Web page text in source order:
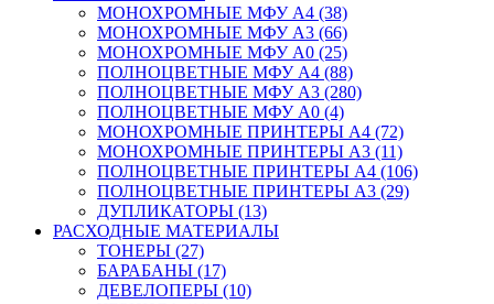
МОНОХРОМНЫЕ МФУ А4 (38)
МОНОХРОМНЫЕ МФУ А3 (66)
МОНОХРОМНЫЕ МФУ А0 (25)
ПОЛНОЦВЕТНЫЕ МФУ А4 (88)
ПОЛНОЦВЕТНЫЕ МФУ А3 (280)
ПОЛНОЦВЕТНЫЕ МФУ А0 (4)
МОНОХРОМНЫЕ ПРИНТЕРЫ А4 (72)
МОНОХРОМНЫЕ ПРИНТЕРЫ А3 (11)
ПОЛНОЦВЕТНЫЕ ПРИНТЕРЫ А4 (106)
ПОЛНОЦВЕТНЫЕ ПРИНТЕРЫ А3 (29)
ДУПЛИКАТОРЫ (13)
РАСХОДНЫЕ МАТЕРИАЛЫ
ТОНЕРЫ (27)
БАРАБАНЫ (17)
ДЕВЕЛОПЕРЫ (10)